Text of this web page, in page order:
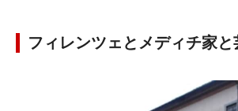
フィレンツェとメディチ家